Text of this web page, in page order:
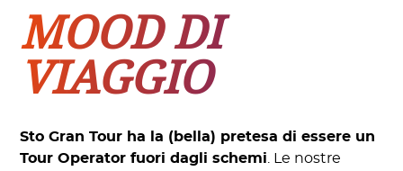
MOOD DI
VIAGGIO
Sto Gran Tour ha la (bella) pretesa di essere un
Tour Operator fuori dagli schemi . Le nostre